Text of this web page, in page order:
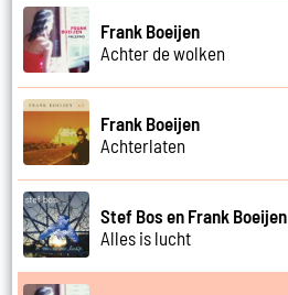
Frank Boeijen
Achter de wolken
Frank Boeijen
Achterlaten
Stef Bos en Frank Boeijen
Alles is lucht